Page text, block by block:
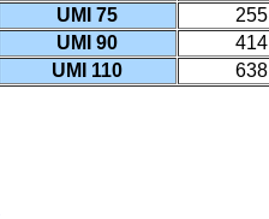
UMI 75
255
UMI 90
414
UMI 110
638